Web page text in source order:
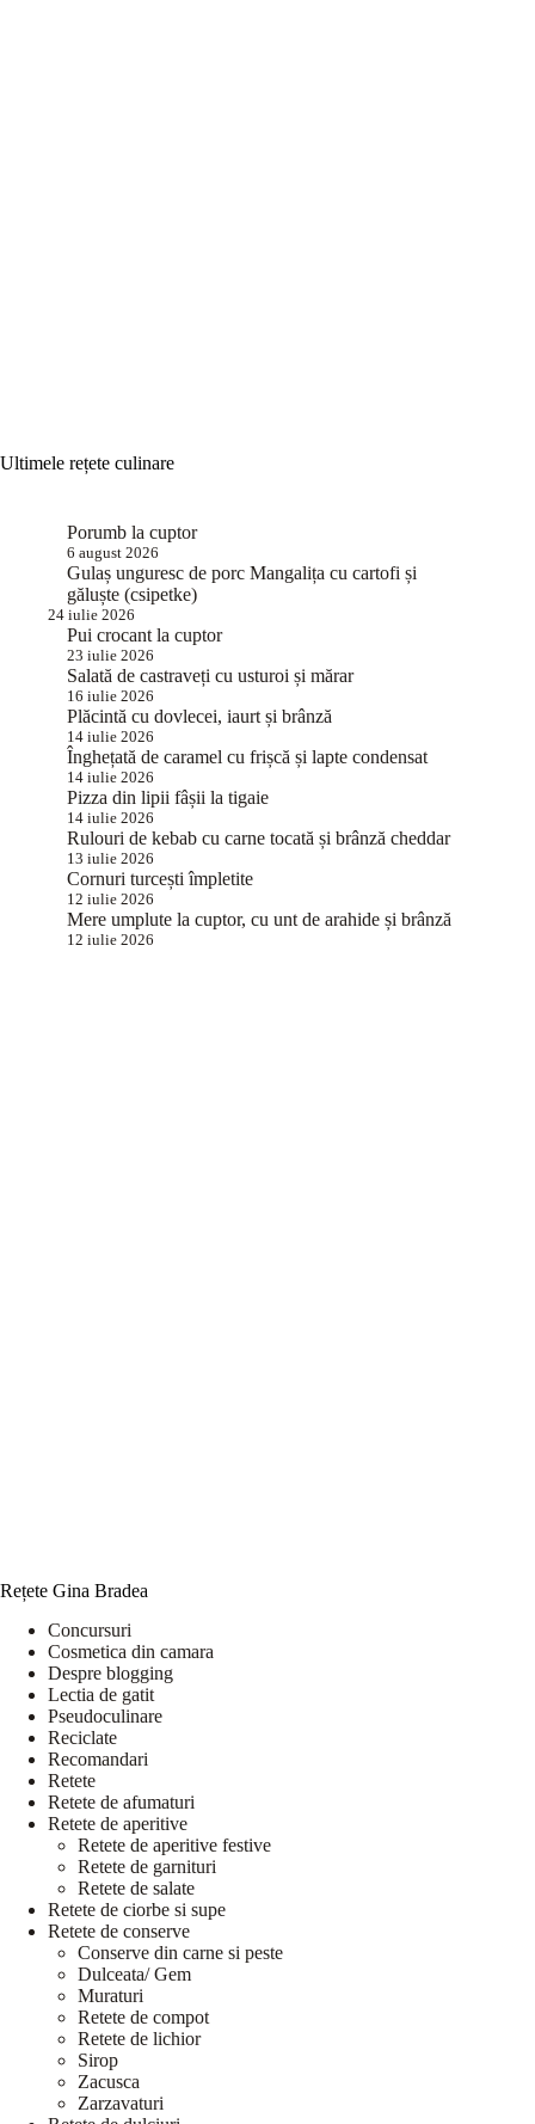
Ultimele rețete culinare
Porumb la cuptor
6 august 2026
Gulaș unguresc de porc Mangalița cu cartofi și
găluște (csipetke)
24 iulie 2026
Pui crocant la cuptor
23 iulie 2026
Salată de castraveți cu usturoi și mărar
16 iulie 2026
Plăcintă cu dovlecei, iaurt și brânză
14 iulie 2026
Înghețată de caramel cu frișcă și lapte condensat
14 iulie 2026
Pizza din lipii fâșii la tigaie
14 iulie 2026
Rulouri de kebab cu carne tocată și brânză cheddar
13 iulie 2026
Cornuri turcești împletite
12 iulie 2026
Mere umplute la cuptor, cu unt de arahide și brânză
12 iulie 2026
Rețete Gina Bradea
Concursuri
Cosmetica din camara
Despre blogging
Lectia de gatit
Pseudoculinare
Reciclate
Recomandari
Retete
Retete de afumaturi
Retete de aperitive
Retete de aperitive festive
Retete de garnituri
Retete de salate
Retete de ciorbe si supe
Retete de conserve
Conserve din carne si peste
Dulceata/ Gem
Muraturi
Retete de compot
Retete de lichior
Sirop
Zacusca
Zarzavaturi